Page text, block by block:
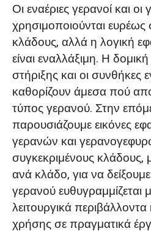
Οι εναέριες γερανοί και
χρησιμοποιούνται ευρέως
κλάδους, αλλά η λογική
είναι εναλλάξιμη. Η
στήριξης και οι συνθήκες
καθορίζουν άμεσα πού
τύπος γερανού. Στην
παρουσιάζουμε εικόνες
γερανών και
συγκεκριμένους
ανά κλάδο, για να
γερανού ευθυγραμμίζεται
λειτουργικά περιβάλλοντα
χρήσης σε πραγματικά